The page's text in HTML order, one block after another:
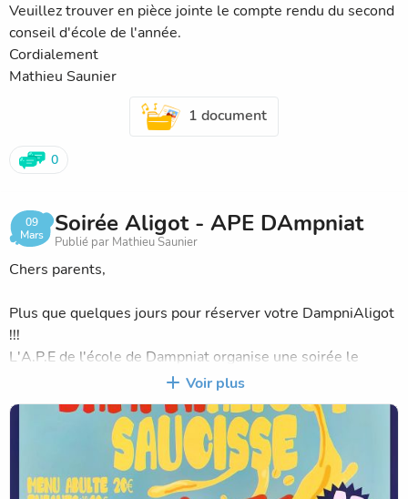
Veuillez trouver en pièce jointe le compte rendu du second
conseil d'école de l'année.
Cordialement
Mathieu Saunier
1 document
0
09
Mars
Soirée Aligot - APE DAmpniat
Publié par Mathieu Saunier
Chers parents,
Plus que quelques jours pour réserver votre DampniAligot
!!!
L'A.P.E de l'école de Dampniat organise une soirée le
samedi 22 mars à partir de 19h30 à la salle des fêtes du
village. Un repas suivi d'un DJ set vous attendent !
Vous pouvez consulter le détail du Menu sur le flyer ci-
joint et sur le coupon de réservation distribué à votre
enfant par les enseignants( voir cahier de liaison).
Et n'oubliez pas que tous les bénéfices de cette soirée
Voir plus